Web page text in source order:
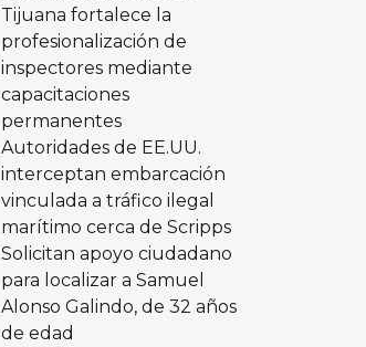
Tijuana fortalece la
profesionalización de
inspectores mediante
capacitaciones
permanentes
Autoridades de EE.UU.
interceptan embarcación
vinculada a tráfico ilegal
marítimo cerca de Scripps
Solicitan apoyo ciudadano
para localizar a Samuel
Alonso Galindo, de 32 años
de edad